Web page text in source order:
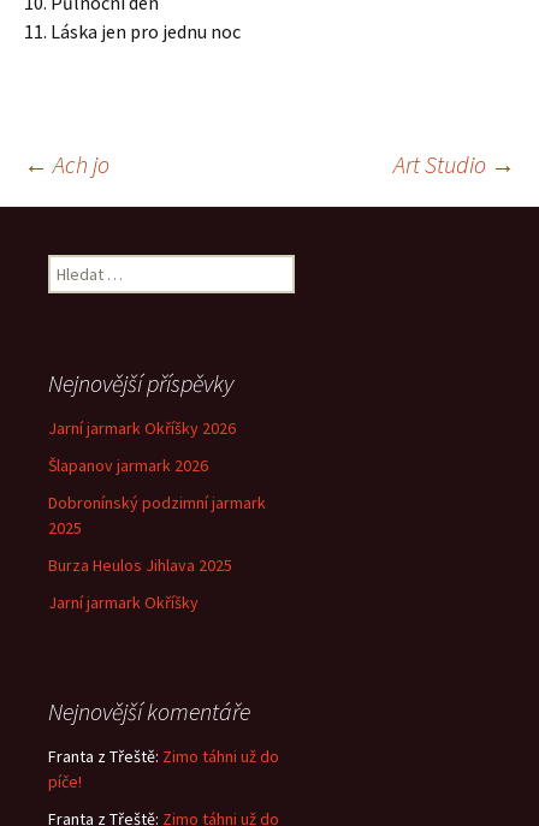
11. Láska jen pro jednu noc
Navigace
pro
← Ach jo Art Studio →
Vyhledávání
Nejnovější příspěvky
Jarní jarmark Okříšky 2026
Šlapanov jarmark 2026
Dobronínský podzimní jarmark
2025
Burza Heulos Jihlava 2025
Jarní jarmark Okříšky
Nejnovější komentáře
Franta z Třeště: Zimo táhni už do
píče!
Franta z Třeště: Zimo táhni už do